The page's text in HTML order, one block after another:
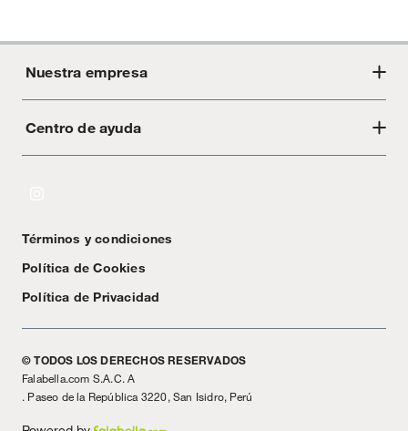
Nuestra empresa
Acerca de Crate
Centro de ayuda
Textos Legales
Términos y condiciones
Política de Cookies
Política de Privacidad
© TODOS LOS DERECHOS RESERVADOS
Falabella.com S.A.C. A
. Paseo de la República 3220, San Isidro, Perú